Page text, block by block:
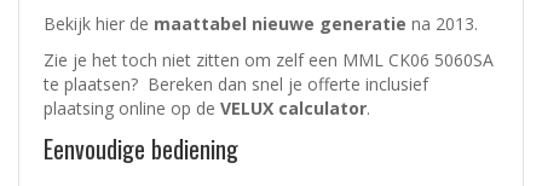
Bekijk hier de maattabel nieuwe generatie na 2013.
Zie je het toch niet zitten om zelf een MML CK06 5060SA
te plaatsen? Bereken dan snel je offerte inclusief
plaatsing online op de VELUX calculator.
Eenvoudige bediening